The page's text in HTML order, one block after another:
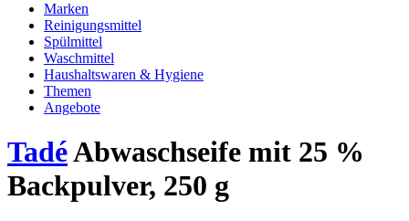
Marken
Reinigungsmittel
Spülmittel
Waschmittel
Haushaltswaren & Hygiene
Themen
Angebote
TadéAbwaschseife mit 25 %
Backpulver, 250 g